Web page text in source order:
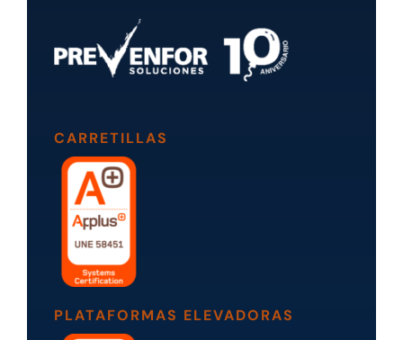
CARRETILLAS
PLATAFORMAS ELEVADORAS